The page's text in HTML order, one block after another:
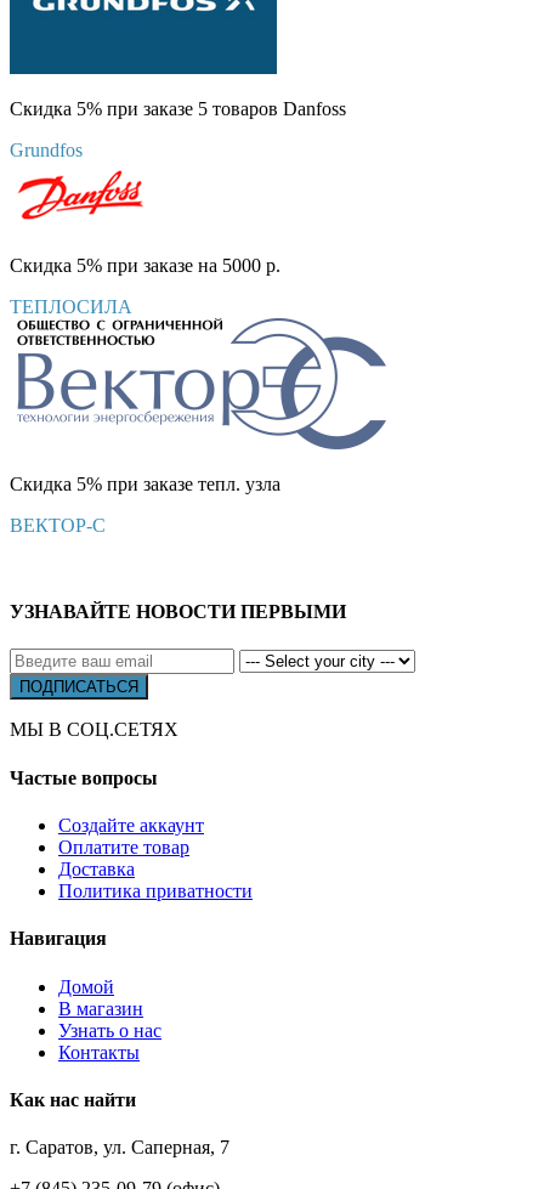
Скидка 5% при заказе 5 товаров Danfoss
Grundfos
Скидка 5% при заказе на 5000 р.
ТЕПЛОСИЛА
Скидка 5% при заказе тепл. узла
ВЕКТОР-С
УЗНАВАЙТЕ НОВОСТИ ПЕРВЫМИ
МЫ В СОЦ.СЕТЯХ
Частые вопросы
Создайте аккаунт
Оплатите товар
Доставка
Политика приватности
Навигация
Домой
В магазин
Узнать о нас
Контакты
Как нас найти
г. Саратов, ул. Саперная, 7